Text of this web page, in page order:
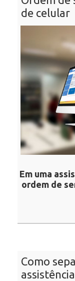
de celular
Em uma
ordem de
Como